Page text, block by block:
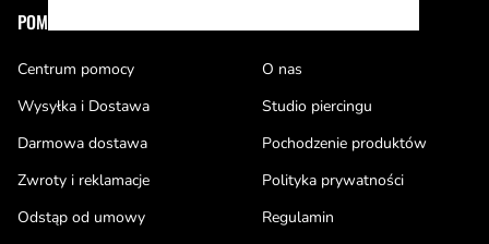
POMOC
Centrum pomocy
Wysyłka i Dostawa
Darmowa dostawa
Zwroty i reklamacje
Odstąp od umowy
O nas
Studio piercingu
Pochodzenie produktów
Polityka prywatności
Regulamin